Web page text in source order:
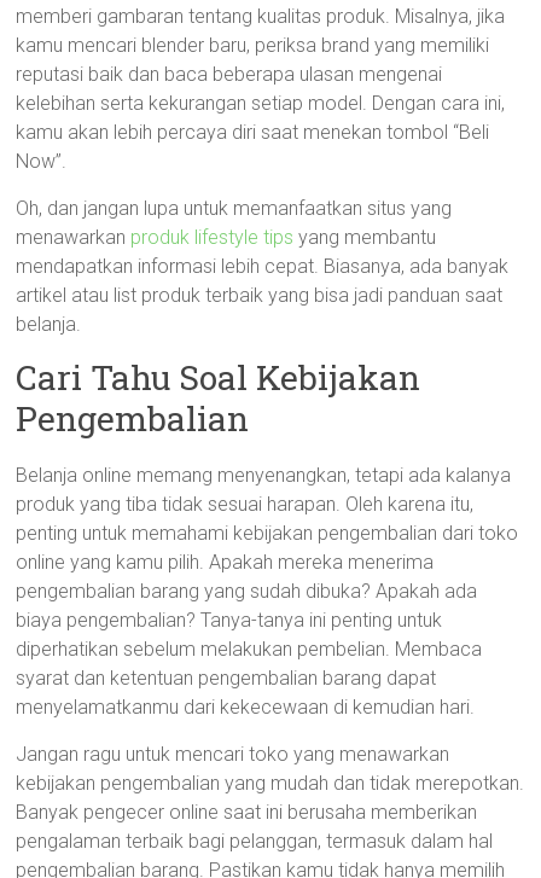
memberi gambaran tentang kualitas produk. Misalnya, jika
kamu mencari blender baru, periksa brand yang memiliki
reputasi baik dan baca beberapa ulasan mengenai
kelebihan serta kekurangan setiap model. Dengan cara ini,
kamu akan lebih percaya diri saat menekan tombol “Beli
Now”.
Oh, dan jangan lupa untuk memanfaatkan situs yang
menawarkan produk lifestyle tips yang membantu
mendapatkan informasi lebih cepat. Biasanya, ada banyak
artikel atau list produk terbaik yang bisa jadi panduan saat
belanja.
Cari Tahu Soal Kebijakan
Pengembalian
Belanja online memang menyenangkan, tetapi ada kalanya
produk yang tiba tidak sesuai harapan. Oleh karena itu,
penting untuk memahami kebijakan pengembalian dari toko
online yang kamu pilih. Apakah mereka menerima
pengembalian barang yang sudah dibuka? Apakah ada
biaya pengembalian? Tanya-tanya ini penting untuk
diperhatikan sebelum melakukan pembelian. Membaca
syarat dan ketentuan pengembalian barang dapat
menyelamatkanmu dari kekecewaan di kemudian hari.
Jangan ragu untuk mencari toko yang menawarkan
kebijakan pengembalian yang mudah dan tidak merepotkan.
Banyak pengecer online saat ini berusaha memberikan
pengalaman terbaik bagi pelanggan, termasuk dalam hal
pengembalian barang. Pastikan kamu tidak hanya memilih